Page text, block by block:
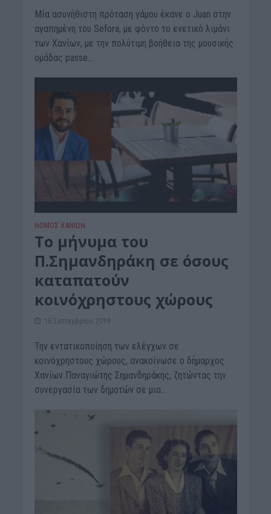
Μία ασυνήθιστη πρόταση γάμου έκανε ο Juan στην
αγαπημένη του Sefora, με φόντο το ενετικό λιμάνι
των Χανίων, με την πολύτιμη βοήθεια της μουσικής
ομάδας passe...
ΝΟΜΌΣ ΧΑΝΊΩΝ
Το μήνυμα του
Π.Σημανδηράκη σε όσους
καταπατούν
κοινόχρηστους χώρους
16 Σεπτεμβρίου 2019
Την εντατικοποίηση των ελέγχων σε
κοινόχρηστους χώρους, ανακοίνωσε ο δήμαρχος
Χανίων Παναγιώτης Σημανδηράκης, ζητώντας την
συνεργασία των δημοτών σε μια...